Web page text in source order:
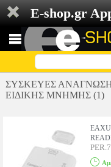
E-shop.gr
ΣΥΣΚΕΥΕΣ
ΕΙΔΙΚΗΣ ΜΝΗΜΗΣ (1)